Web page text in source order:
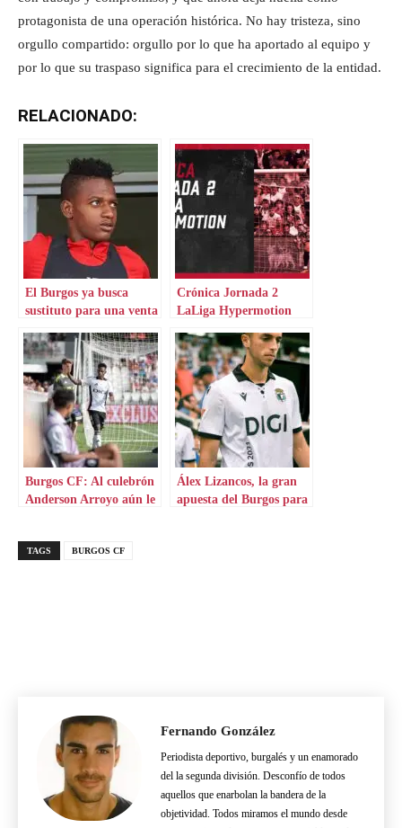
protagonista de una operación histórica. No hay tristeza, sino
orgullo compartido: orgullo por lo que ha aportado al equipo y
por lo que su traspaso significa para el crecimiento de la entidad.
RELACIONADO:
El Burgos ya busca
sustituto para una venta
Crónica Jornada 2
LaLiga Hypermotion
Burgos CF: Al culebrón
Anderson Arroyo aún le
Álex Lizancos, la gran
apuesta del Burgos para
TAGS BURGOS CF
Fernando González
Periodista deportivo, burgalés y un enamorado
del la segunda división. Desconfío de todos
aquellos que enarbolan la bandera de la
objetividad. Todos miramos el mundo desde